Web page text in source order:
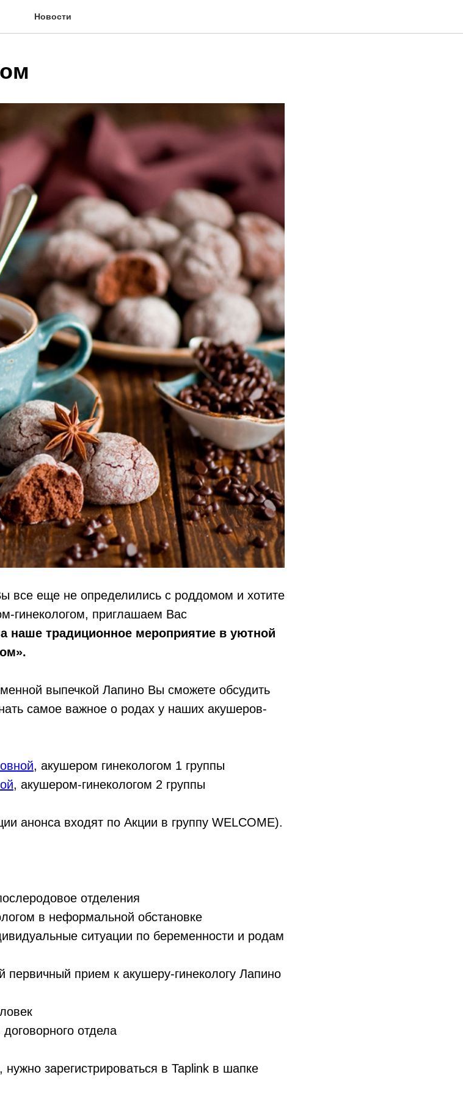
Новости
все еще не определились с роддомом и хотите
гинекологом, приглашаем Вас
наше традиционное мероприятие в уютной
выпечкой Лапино Вы сможете обсудить
самое важное о родах у наших акушеров-
, акушером гинекологом 1 группы
, акушером-гинекологом 2 группы
анонса входят по Акции в группу WELCOME).
отделения
в неформальной обстановке
ситуации по беременности и родам
первичный прием к акушеру-гинекологу Лапино
отдела
нужно зарегистрироваться в Taplink в шапке